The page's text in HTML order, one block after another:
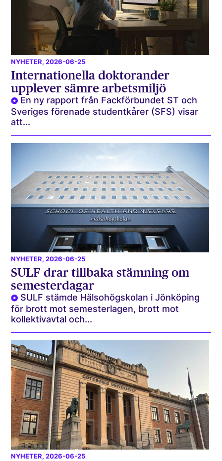
NYHETER, 2026-06-25
Internationella doktorander
upplever sämre arbetsmiljö
En ny rapport från Fackförbundet ST och
Sveriges förenade studentkårer (SFS) visar
att...
NYHETER, 2026-06-25
SULF drar tillbaka stämning om
semesterdagar
SULF stämde Hälsohögskolan i Jönköping
för brott mot semesterlagen, brott mot
kollektivavtal och...
NYHETER, 2026-06-25